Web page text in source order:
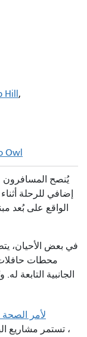
Hill
Owl
يُنصح
إضافي للرحلة
الواقع على
في بعض الأحيان،
محطات
الجانبية التابعة
لأمر
، تستمر مشاريع